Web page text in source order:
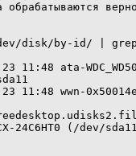
обрабатываются
disk/by-id/ |
ata-
11:48 wwn-
24C6HT0 (/dev/